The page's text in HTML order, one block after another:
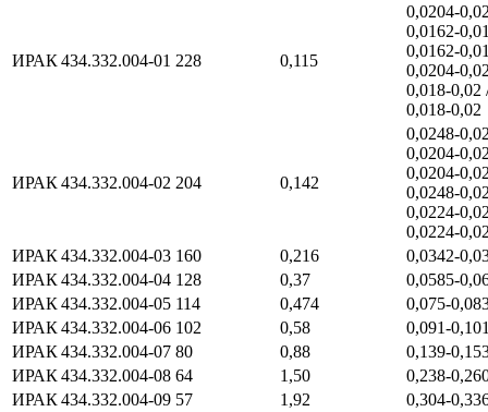
ИРАК 434.332.004‑01 228 0,115
0,018‑0,02
0,018‑0,02
ИРАК 434.332.004‑02 204 0,142
ИРАК 434.332.004‑03 160 0,216
ИРАК 434.332.004‑04 128 0,37
ИРАК 434.332.004‑05 114 0,474
ИРАК 434.332.004‑06 102 0,58
ИРАК 434.332.004‑07 80 0,88
ИРАК 434.332.004‑08 64 1,50
ИРАК 434.332.004‑09 57 1,92